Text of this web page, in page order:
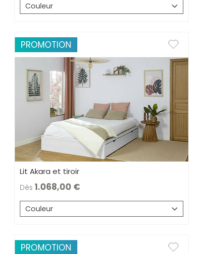
Couleur
PROMOTION
Lit Akara et tiroir
Dès 1.068,00
Couleur
PROMOTION